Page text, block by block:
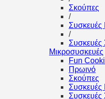
Σκούπες
/
Συσκευές
/
Συσκευές
Μικροσυσκευές
Fun
Πρωινό
Σκούπες
Συσκευές
Συσκευές